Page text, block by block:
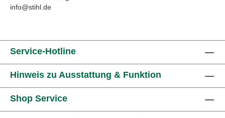
info@stihl.de
Service-Hotline
Hinweis zu Ausstattung & Funktion
Shop Service